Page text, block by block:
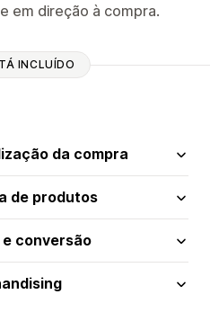
em direção à compra.
INCLUÍDO
da compra
de produtos
conversão